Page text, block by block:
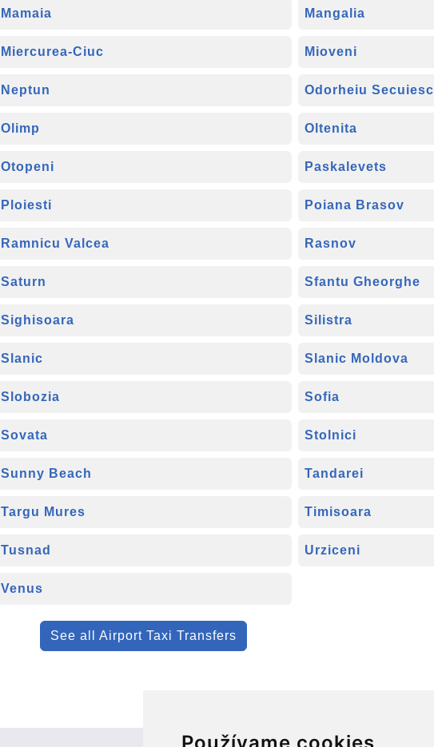
Mamaia Mangalia
Miercurea-Ciuc Mioveni
Neptun Odorheiu Secuiesc
Olimp Oltenita
Otopeni Paskalevets
Ploiesti Poiana Brasov
Ramnicu Valcea Rasnov
Saturn Sfantu Gheorghe
Sighisoara Silistra
Slanic Slanic Moldova
Slobozia Sofia
Sovata Stolnici
Sunny Beach Tandarei
Targu Mures Timisoara
Tusnad Urziceni
Venus
See all Airport Taxi Transfers